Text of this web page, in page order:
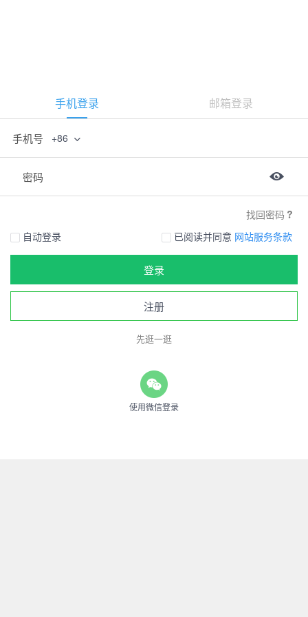
手机登录 邮箱登录
手机号 +86
密码
找回密码
自动登录
已阅读并同意 网站服务条款
登录
注册
先逛一逛
使用微信登录